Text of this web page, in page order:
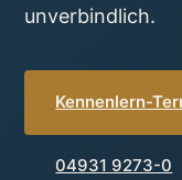
unverbindlich.
Kennenlern-
04931 9273-0